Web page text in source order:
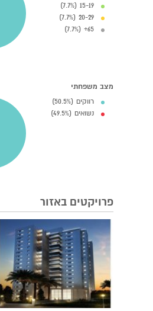
15-19 (7.7%)
20-29 (7.7%)
65+ (7.7%)
מצב משפחתי
רווקים (50.5%)
נשואים (49.5%)
פרויקטים באזור